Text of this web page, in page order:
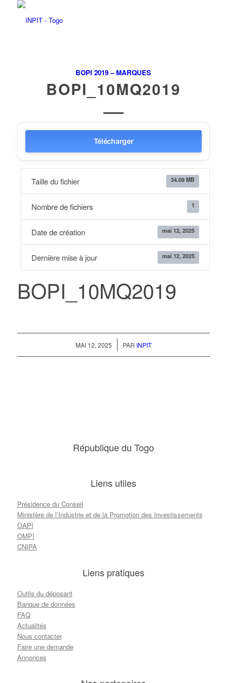
BOPI 2019 – MARQUES
BOPI_10MQ2019
Télécharger
Taille du fichier 34.09 MB
Nombre de fichiers 1
Date de création mai 12, 2025
Dernière mise à jour mai 12, 2025
BOPI_10MQ2019
MAI 12, 2025
/ PAR INPIT
République du Togo
Liens utiles
Présidence du Conseil
Ministère de l’Industrie et de la Promotion des Investissements
OAPI
OMPI
CNIPA
Liens pratiques
Outils du déposant
Banque de données
FAQ
Actualités
Nous contacter
Faire une demande
Annonces